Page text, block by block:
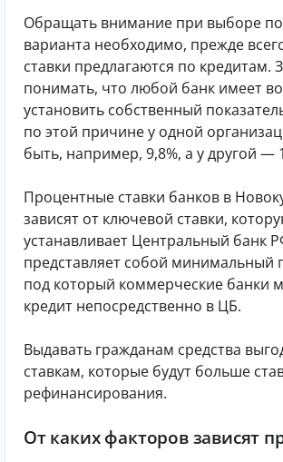
Обращать внимание при выборе
варианта необходимо, прежде
ставки предлагаются по кредитам.
понимать, что любой банк имеет
установить собственный
по этой причине у одной
быть, например, 9,8%, а у другой —
Процентные ставки банков в
зависят от ключевой ставки,
устанавливает Центральный банк
представляет собой минимальный
под который коммерческие банки
кредит непосредственно в ЦБ.
Выдавать гражданам средства
ставкам, которые будут больше
рефинансирования.
От каких факторов зависят